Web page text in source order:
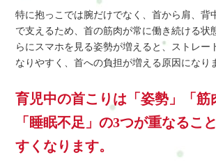
特に抱っこでは腕だけでなく、首から肩、背
で支えるため、首の筋肉が常に働き続ける状
らにスマホを見る姿勢が増えると、ストレー
なりやすく、首への負担が増える原因になり
育児中の首こりは「姿勢」「筋
「睡眠不足」の3つが重なるこ
すくなります。